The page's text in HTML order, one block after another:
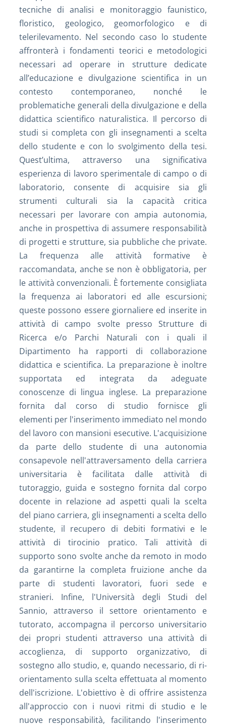
tecniche di analisi e monitoraggio faunistico,
floristico, geologico, geomorfologico e di
telerilevamento. Nel secondo caso lo studente
affronterà i fondamenti teorici e metodologici
necessari ad operare in strutture dedicate
all’educazione e divulgazione scientifica in un
contesto contemporaneo, nonché le
problematiche generali della divulgazione e della
didattica scientifico naturalistica. Il percorso di
studi si completa con gli insegnamenti a scelta
dello studente e con lo svolgimento della tesi.
Quest’ultima, attraverso una significativa
esperienza di lavoro sperimentale di campo o di
laboratorio, consente di acquisire sia gli
strumenti culturali sia la capacità critica
necessari per lavorare con ampia autonomia,
anche in prospettiva di assumere responsabilità
di progetti e strutture, sia pubbliche che private.
La frequenza alle attività formative è
raccomandata, anche se non è obbligatoria, per
le attività convenzionali. È fortemente consigliata
la frequenza ai laboratori ed alle escursioni;
queste possono essere giornaliere ed inserite in
attività di campo svolte presso Strutture di
Ricerca e/o Parchi Naturali con i quali il
Dipartimento ha rapporti di collaborazione
didattica e scientifica. La preparazione è inoltre
supportata ed integrata da adeguate
conoscenze di lingua inglese. La preparazione
fornita dal corso di studio fornisce gli
elementi per l'inserimento immediato nel mondo
del lavoro con mansioni esecutive. L'acquisizione
da parte dello studente di una autonomia
consapevole nell'attraversamento della carriera
universitaria è facilitata dalle attività di
tutoraggio, guida e sostegno fornita dal corpo
docente in relazione ad aspetti quali la scelta
del piano carriera, gli insegnamenti a scelta dello
studente, il recupero di debiti formativi e le
attività di tirocinio pratico. Tali attività di
supporto sono svolte anche da remoto in modo
da garantirne la completa fruizione anche da
parte di studenti lavoratori, fuori sede e
stranieri. Infine, l'Università degli Studi del
Sannio, attraverso il settore orientamento e
tutorato, accompagna il percorso universitario
dei propri studenti attraverso una attività di
accoglienza, di supporto organizzativo, di
sostegno allo studio, e, quando necessario, di ri-
orientamento sulla scelta effettuata al momento
dell'iscrizione. L'obiettivo è di offrire assistenza
all'approccio con i nuovi ritmi di studio e le
nuove responsabilità, facilitando l'inserimento